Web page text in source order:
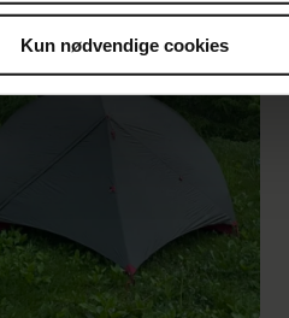
Kun nødvendige cookies